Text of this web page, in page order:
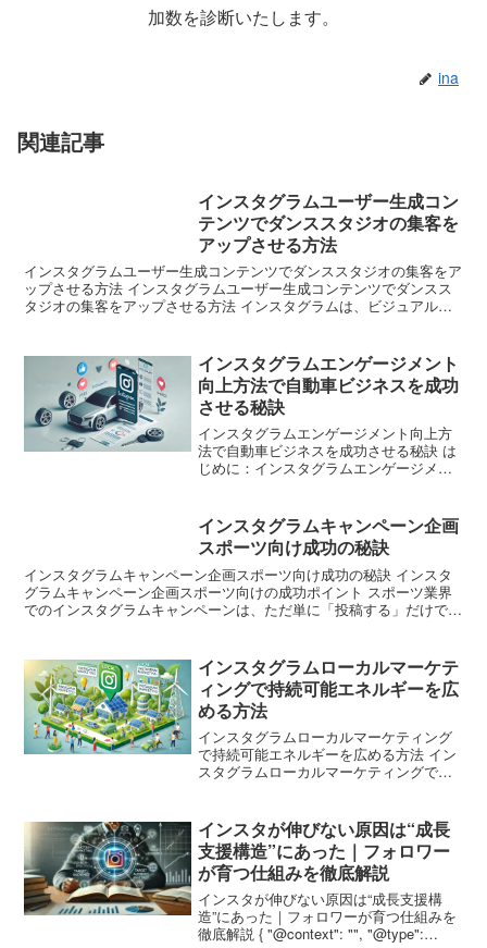
加数を診断いたします。
ina
関連記事
インスタグラムユーザー生成コン
テンツでダンススタジオの集客を
アップさせる方法
インスタグラムユーザー生成コンテンツでダンススタジオの集客をア
ップさせる方法 インスタグラムユーザー生成コンテンツでダンスス
タジオの集客をアップさせる方法 インスタグラムは、ビジュアル中
インスタグラムエンゲージメント
向上方法で自動車ビジネスを成功
させる秘訣
インスタグラムエンゲージメント向上方
法で自動車ビジネスを成功させる秘訣 は
じめに：インスタグラムエンゲージメン
在です。特にインスタグラムは、視覚的
に魅力的なコンテンツ...
インスタグラムキャンペーン企画
スポーツ向け成功の秘訣
インスタグラムキャンペーン企画スポーツ向け成功の秘訣 インスタ
グラムキャンペーン企画スポーツ向けの成功ポイント スポーツ業界
でのインスタグラムキャンペーンは、ただ単に「投稿する」だけでは
インスタグラムローカルマーケテ
ィングで持続可能エネルギーを広
める方法
インスタグラムローカルマーケティング
で持続可能エネルギーを広める方法 イン
スタグラムローカルマーケティングで持
めに欠かせない課題です。しかし、その
普及には、消費者の理...
インスタが伸びない原因は“成長
支援構造”にあった｜フォロワー
が育つ仕組みを徹底解説
インスタが伸びない原因は“成長支援構
造”にあった｜フォロワーが育つ仕組みを
徹底解説 { "@context": "", "@type":